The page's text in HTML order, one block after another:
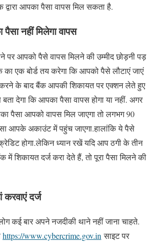
आपका पैसा वापस मिल सकता है.
नहीं मिलेगा वापस
पर आपको पैसे वापस मिलने की उम्मीद छोड़नी पड़
एक बोर्ड तय करेगा कि आपको पैसे लौटाएं जाएं
करने के बाद बैंक आपकी शिकायत पर एक्शन लेते हुए
देगा कि आपका पैसा वापस होगा या नहीं. अगर
पैसा आपको वापस मिल जाएगा तो लगभग 90
आपके अकाउंट में पहुंच जाएगा.हालांकि ये पैसे
होगा.लेकिन ध्यान रखें यदि आप ठगी के तीन
में शिकायत दर्ज करा देते हैं, तो पूरा पैसा मिलने की
करवाएं दर्ज
कई बार अपने नजदीकी थाने नहीं जाना चाहते.
https://www.cybercrime.gov.inसाइट पर